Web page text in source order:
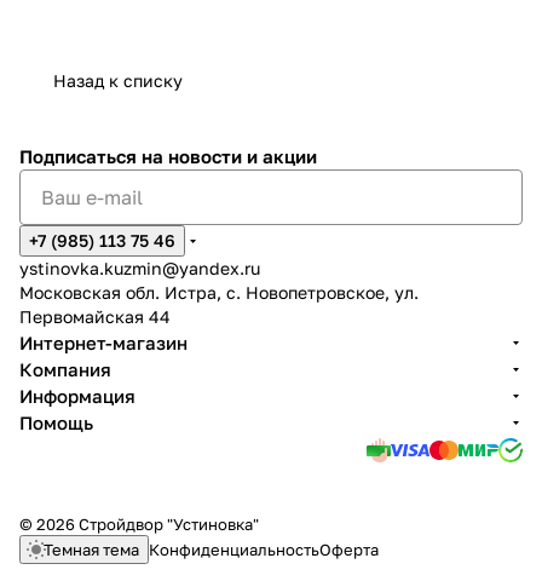
Назад к списку
Подписаться на новости и акции
+7 (985) 113 75 46
ystinovka.kuzmin@yandex.ru
Московская обл. Истра, с. Новопетровское, ул.
Первомайская 44
Интернет-магазин
Компания
Информация
Помощь
© 2026 Стройдвор "Устиновка"
Темная тема КонфиденциальностьОферта